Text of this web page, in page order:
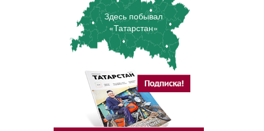
Здесь побывал
«Татарстан»